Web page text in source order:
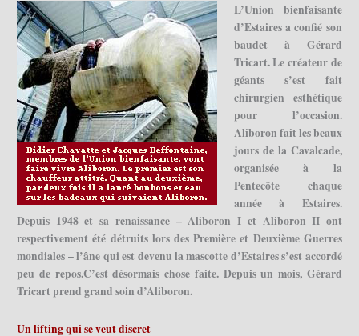
L’Union bienfaisante
d’Estaires a confié son
baudet à Gérard
Tricart. Le créateur de
géants s’est fait
chirurgien esthétique
pour l’occasion.
Aliboron fait les beaux
jours de la Cavalcade,
organisée à la
Pentecôte chaque
année à Estaires.
Depuis 1948 et sa renaissance – Aliboron I et Aliboron II ont
respectivement été détruits lors des Première et Deuxième Guerres
mondiales – l’âne qui est devenu la mascotte d’Estaires s’est accordé
peu de repos.C’est désormais chose faite. Depuis un mois, Gérard
Tricart prend grand soin d’Aliboron.
Un lifting qui se veut discret